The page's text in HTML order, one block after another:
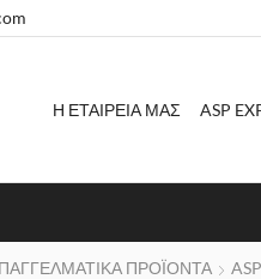
Η ΕΤΑΙΡΕΙΑ ΜΑΣ ASP
ΠΡΟΪΟΝΤΑ